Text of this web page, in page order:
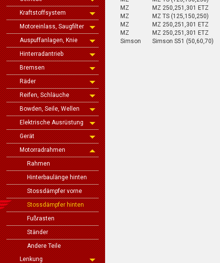
Kraftstoffsystem
Motoreinlass, Saugfilter
Auspuffanlagen, Knie
Hinterradantrieb
Bremsen
Räder
Reifen, Schläuche
Bowden, Seile, Wellen
Elektrische Ausrüstung
Gerät
Motorradrahmen
Rahmen
Hinterbaulänge hinten
Stossdämpfer vorne
Stossdämpfer hinten
Fußrasten
Ständer
Andere Teile
Lenkung
MZ
MZ 250,251,301 ETZ
MZ
MZ TS (125,150,250)
MZ
MZ 250,251,301 ETZ
MZ
MZ 250,251,301 ETZ
Simson
Simson S51